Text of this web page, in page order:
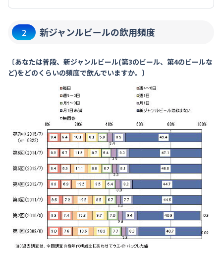
2 新ジャンルビールの飲用頻度
〔あなたは普段、新ジャンルビール(第3のビール、第4のビールな
ど)をどのくらいの頻度で飲んでいますか。〕